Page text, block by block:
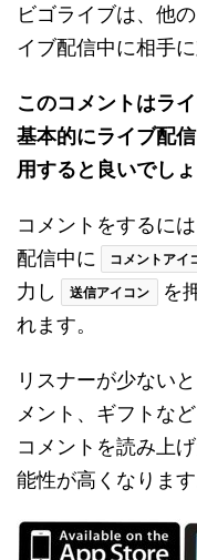
ビゴライブは、他
イブ配信中に相手
このコメントはラ
基本的にライブ配
用すると良いでしょ
コメントをするに
配信中に
コメントアイ
力し
送信アイコン
を
れます。
リスナーが少ない
メント、ギフトな
コメントを読み上
能性が高くなります